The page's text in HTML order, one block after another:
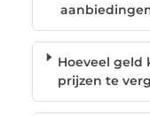
Hoeveel geld
prijzen te